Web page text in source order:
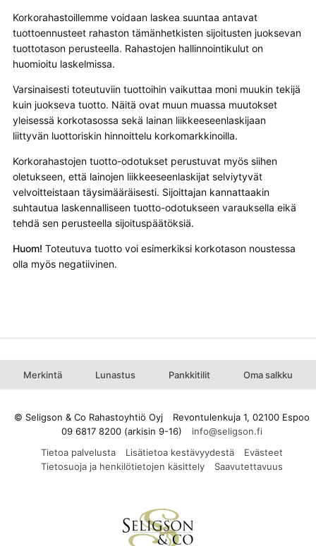
Korkorahastoillemme voidaan laskea suuntaa antavat
tuottoennusteet rahaston tämänhetkisten sijoitusten juoksevan
tuottotason perusteella. Rahastojen hallinnointikulut on
huomioitu laskelmissa.
Varsinaisesti toteutuviin tuottoihin vaikuttaa moni muukin tekijä
kuin juokseva tuotto. Näitä ovat muun muassa muutokset
yleisessä korkotasossa sekä lainan liikkeeseenlaskijaan
liittyvän luottoriskin hinnoittelu korkomarkkinoilla.
Korkorahastojen tuotto-odotukset perustuvat myös siihen
oletukseen, että lainojen liikkeeseenlaskijat selviytyvät
velvoitteistaan täysimääräisesti. Sijoittajan kannattaakin
suhtautua laskennalliseen tuotto-odotukseen varauksella eikä
tehdä sen perusteella sijoituspäätöksiä.
Huom! Toteutuva tuotto voi esimerkiksi korkotason noustessa
olla myös negatiivinen.
Merkintä Lunastus Pankkitilit Oma salkku
© Seligson & Co Rahastoyhtiö Oyj
Revontulenkuja 1, 02100 Espoo
09 6817 8200 (arkisin 9-16)
Tietoa palvelusta
Lisätietoa kestävyydestä
Evästeet
Tietosuoja ja henkilötietojen käsittely
Saavutettavuus